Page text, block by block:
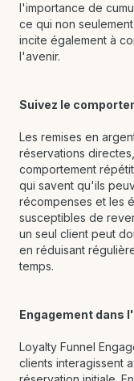
l'importance de
ce qui non
incite également à
l'avenir.
Suivez le
Les remises en
réservations
comportement
qui savent qu'ils
récompenses et les
susceptibles de
un seul client peut
en réduisant
temps.
Engagement dans
Loyalty Funnel
clients interagissent